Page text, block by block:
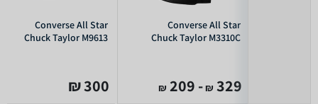
Converse All Star
Chuck Taylor M3310C
329
₪
- 209
₪
Converse All Star
Chuck Taylor M9613
300 ₪